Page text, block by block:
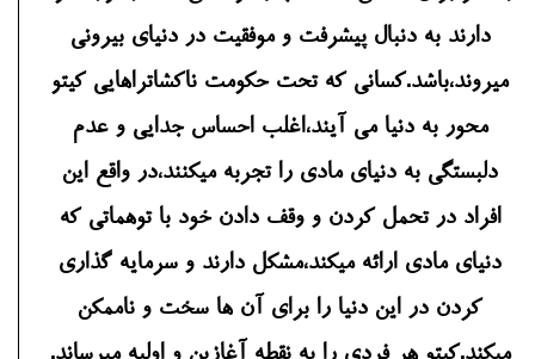
دارند به دنبال پیشرفت و موفقیت در دنیای بیرونی
میروند،باشد.کسانی که تحت حکومت ناکشاتراهایی کیتو
محور به دنیا می آیند،اغلب احساس جدایی و عدم
دلبستگی به دنیای مادی را تجربه میکنند،در واقع این
افراد در تحمل کردن و وقف دادن خود با توهماتی که
دنیای مادی ارائه میکند،مشکل دارند و سرمایه گذاری
کردن در این دنیا را برای آن ها سخت و ناممکن